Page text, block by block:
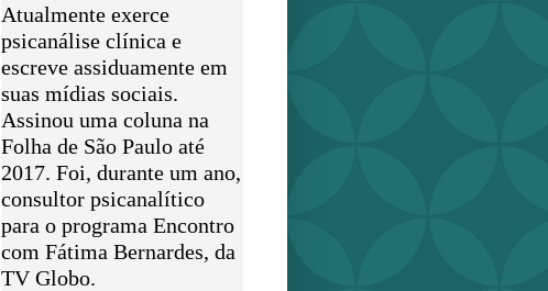
Atualmente exerce
psicanálise clínica e
escreve assiduamente em
suas mídias sociais.
Assinou uma coluna na
Folha de São Paulo até
2017. Foi, durante um ano,
consultor psicanalítico
para o programa Encontro
com Fátima Bernardes, da
TV Globo.